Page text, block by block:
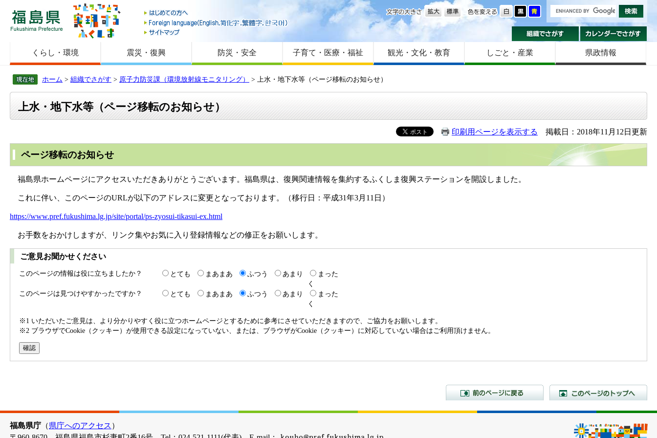
福島県
はじめての方へ
Foreign language
サイトマップ
色を変える
文字の大きさ
組織でさがす
くらし・環境 震災・復興 防災・安全 子育て・医療・福祉 観光・文化・教育 しごと・産業 県政情報
ホーム > 組織でさがす > 原子力防災課（環境放射線モニタリング） > 上水・地下水等（ページ移転のお知らせ）
上水・地下水等（ページ移転のお知らせ）
印刷用ページを表示する 掲載日：2018年11月12日更新
ページ移転のお知らせ
福島県ホームページにアクセスいただきありがとうございます。福島県は、復興関連情報を集約するふくしま復興ステーションを開設しました。
これに伴い、このページのURLが以下のアドレスに変更となっております。（移行日：平成31年3月11日）
https://www.pref.fukushima.lg.jp/site/portal/ps-zyosui-tikasui-ex.html
お手数をおかけしますが、リンク集やお気に入り登録情報などの修正をお願いします。
ご意見お聞かせください
このページの情報は役に立ちましたか？ とても まあまあ ふつう あまり
まった
く
このページは見つけやすかったですか？
とても まあまあ ふつう あまり
まった
く
※1 いただいたご意見は、より分かりやすく役に立つホームページとするために参考にさせていただきますので、ご協力をお願いします。
※2 ブラウザでCookie（クッキー）が使用できる設定になっていない、または、ブラウザがCookie（クッキー）に対応していない場合はご利用頂けません。
前のページに戻る
福島県庁 （県庁へのアクセス ）